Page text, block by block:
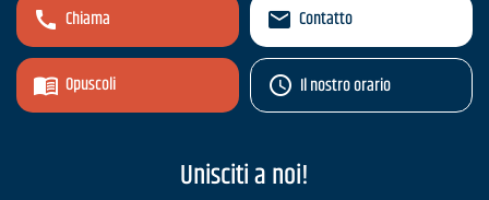
Chiama
Opuscoli
Contatto
Il nostro orario
Unisciti a noi!